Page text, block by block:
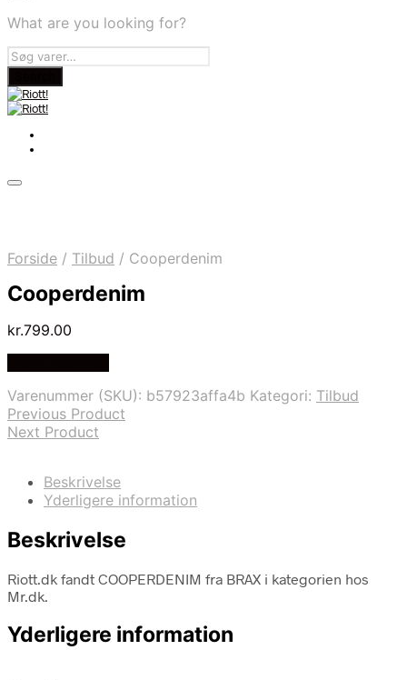
What are you looking for?
Forside / Tilbud / Cooperdenim
Cooperdenim
kr.799.00
Varenummer (SKU): b57923affa4b Kategori: Tilbud
Previous Product
Next Product
Beskrivelse
Yderligere information
Beskrivelse
Riott.dk fandt COOPERDENIM fra BRAX i kategorien hos
Mr.dk.
Yderligere information